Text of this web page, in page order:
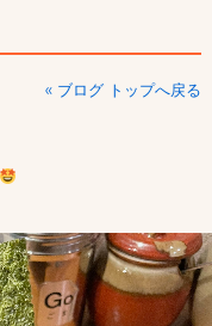
« ブログ トップへ戻る